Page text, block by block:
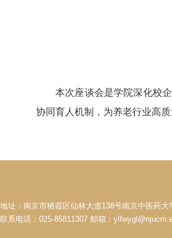
本次座谈会是学院深化校
协同育人机制，为养老行业高质
地址：南京市栖霞区仙林大道138号南京中医药大
联系电话：025-85811307 邮箱：